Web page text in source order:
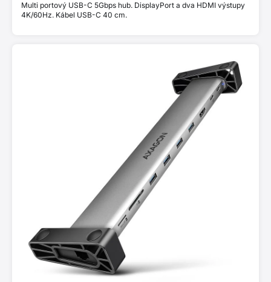
Multi portový USB-C 5Gbps hub. DisplayPort a dva HDMI výstupy
4K/60Hz. Kábel USB-C 40 cm.